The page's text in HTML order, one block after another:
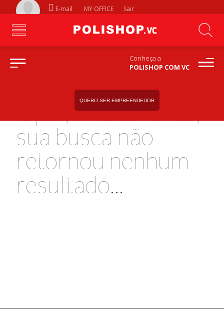
E-mail MY OFFICE Sair
Conheça a
POLISHOP COM VC
QUERO SER EMPREENDEDOR
Ops!, Infelizmente,
sua busca não
retornou nenhum
resultado...